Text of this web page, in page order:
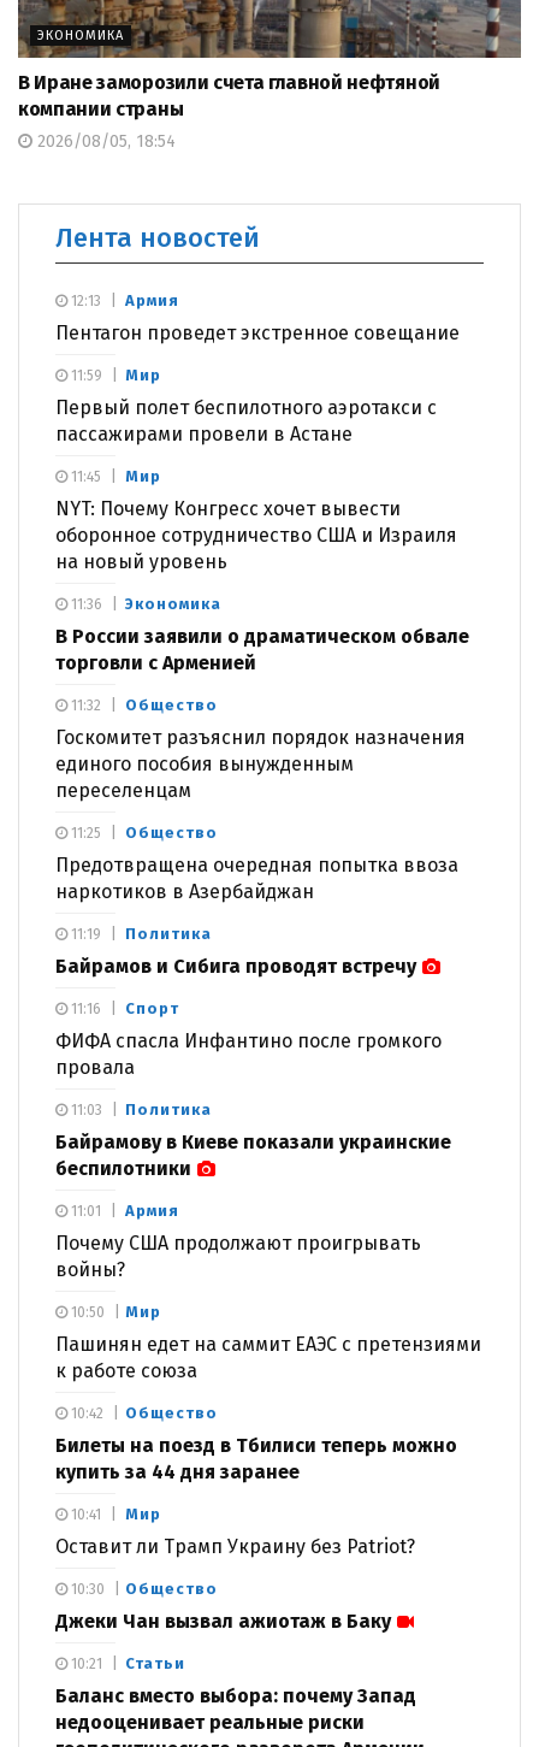
ЭКОНОМИКА
В Иране заморозили счета главной нефтяной
компании страны
2026/08/05, 18:54
Лента новостей
Армия
Пентагон проведет экстренное совещание
12:13
Мир
Первый полет беспилотного аэротакси с
пассажирами провели в Астане
11:59
Мир
NYT: Почему Конгресс хочет вывести
оборонное сотрудничество США и Израиля
на новый уровень
11:45
Экономика
В России заявили о драматическом обвале
торговли с Арменией
11:36
Общество
Госкомитет разъяснил порядок назначения
единого пособия вынужденным
переселенцам
11:32
Общество
Предотвращена очередная попытка ввоза
наркотиков в Азербайджан
11:25
Политика
Байрамов и Сибига проводят встречу
11:19
Спорт
ФИФА спасла Инфантино после громкого
провала
11:16
Политика
Байрамову в Киеве показали украинские
беспилотники
11:03
Армия
Почему США продолжают проигрывать
войны?
11:01
Мир
Пашинян едет на саммит ЕАЭС с претензиями
к работе союза
10:50
Общество
Билеты на поезд в Тбилиси теперь можно
купить за 44 дня заранее
10:42
Мир
Оставит ли Трамп Украину без Patriot?
10:41
Общество
Джеки Чан вызвал ажиотаж в Баку
10:30
Статьи
Баланс вместо выбора: почему Запад
недооценивает реальные риски
10:21